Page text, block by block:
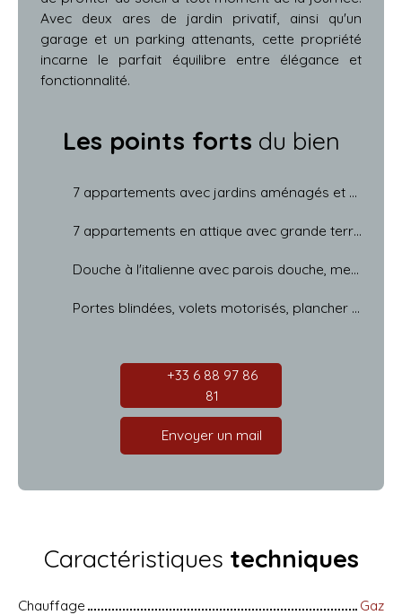
Avec deux ares de jardin privatif, ainsi qu'un
garage et un parking attenants, cette propriété
incarne le parfait équilibre entre élégance et
fonctionnalité.
Les points forts du bien
7 appartements avec jardins aménagés et clôturés, garage et parking privatif
7 appartements en attique avec grande terrasse, garage et parking privatif
Douche à l'italienne avec parois douche, meuble vasque, radiateur sèche serviette
Portes blindées, volets motorisés, plancher chauffant,
+33 6 88 97 86
81
Envoyer un mail
Caractéristiques techniques
Chauffage
Gaz